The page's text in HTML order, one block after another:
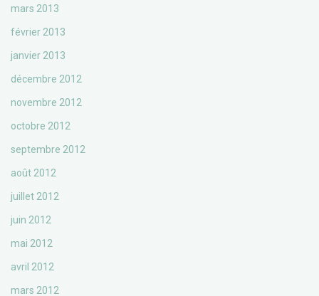
mars 2013
février 2013
janvier 2013
décembre 2012
novembre 2012
octobre 2012
septembre 2012
août 2012
juillet 2012
juin 2012
mai 2012
avril 2012
mars 2012